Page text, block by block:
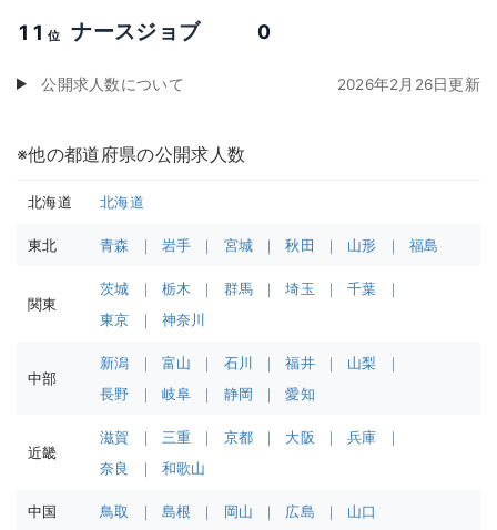
11 位 ナースジョブ 0
公開求人数について 2026年2月26日更新
※他の都道府県の公開求人数
北海道 北海道
東北 青森 岩手 宮城 秋田 山形 福島
関東
茨城 栃木 群馬 埼玉
千葉
東京
神奈川
中部
新潟 富山 石川 福井
山梨
長野
岐阜 静岡 愛知
近畿
滋賀 三重 京都 大阪
兵庫
奈良
和歌山
中国 鳥取 島根 岡山 広島 山口